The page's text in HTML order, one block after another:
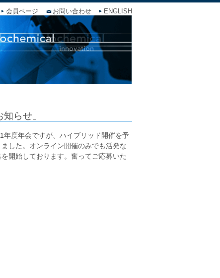
会員ページ お問い合わせ ENGLISH
らせ」
度年会ですが、ハイブリッド開催を予
した。オンライン開催のみでも活発な
開始しております。奮ってご応募いた